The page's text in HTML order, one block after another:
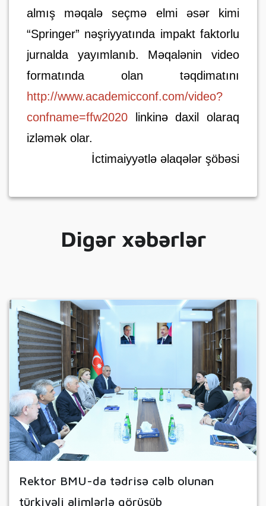
almış məqalə seçmə elmi əsər kimi
“Springer” nəşriyyatında impakt faktorlu
jurnalda yayımlanıb. Məqalənin video
formatında olan təqdimatını
http://www.academicconf.com/video?
confname=ffw2020 linkinə daxil olaraq
izləmək olar.
İctimaiyyətlə əlaqələr şöbəsi
Digər xəbərlər
Rektor BMU-da tədrisə cəlb olunan
türkiyəli alimlərlə görüşüb